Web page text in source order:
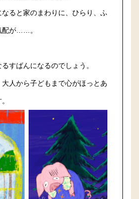
ると家のまわりに、ひらり、ふ
配が……。
すばんになるのでしょう。
大人から子どもまで心がほっとあ